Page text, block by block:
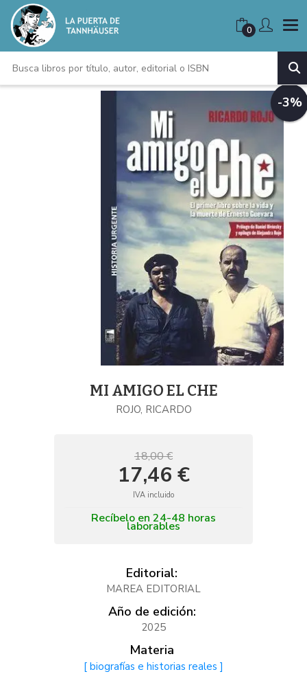
0
-3%
MI AMIGO EL CHE
ROJO, RICARDO
18,00 €
17,46 €
IVA incluido
Recíbelo en 24-48 horas
laborables
Editorial:
MAREA EDITORIAL
Año de edición:
2025
Materia
[ biografías e historias reales ]